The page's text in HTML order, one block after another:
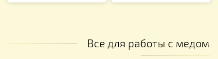
Все для работы с медом